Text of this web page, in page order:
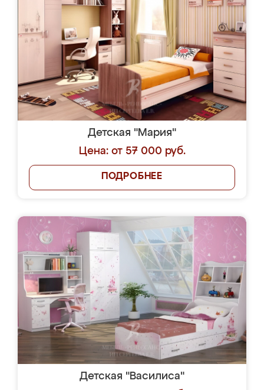
Детская "Мария"
Цена: от 57 000 руб.
ПОДРОБНЕЕ
Детская "Василиса"